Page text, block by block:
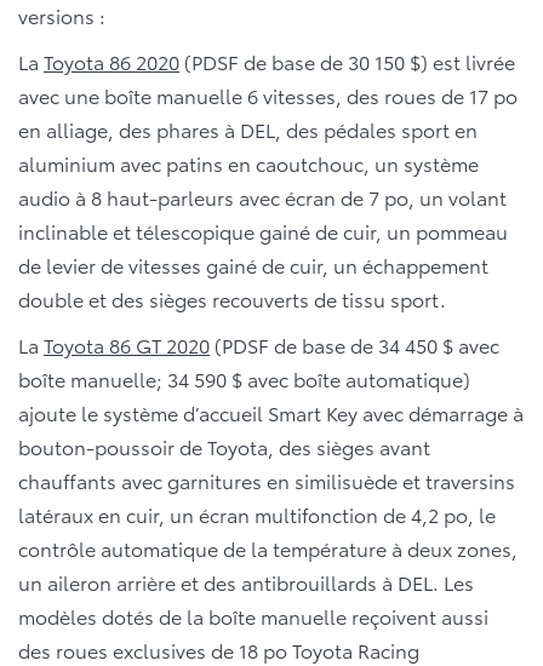
versions :
La Toyota 86 2020 (PDSF de base de 30 150 $) est livrée
avec une boîte manuelle 6 vitesses, des roues de 17 po
en alliage, des phares à DEL, des pédales sport en
aluminium avec patins en caoutchouc, un système
audio à 8 haut-parleurs avec écran de 7 po, un volant
inclinable et télescopique gainé de cuir, un pommeau
de levier de vitesses gainé de cuir, un échappement
double et des sièges recouverts de tissu sport.
La Toyota 86 GT 2020 (PDSF de base de 34 450 $ avec
boîte manuelle; 34 590 $ avec boîte automatique)
ajoute le système d’accueil Smart Key avec démarrage à
bouton-poussoir de Toyota, des sièges avant
chauffants avec garnitures en similisuède et traversins
latéraux en cuir, un écran multifonction de 4,2 po, le
contrôle automatique de la température à deux zones,
un aileron arrière et des antibrouillards à DEL. Les
modèles dotés de la boîte manuelle reçoivent aussi
des roues exclusives de 18 po Toyota Racing